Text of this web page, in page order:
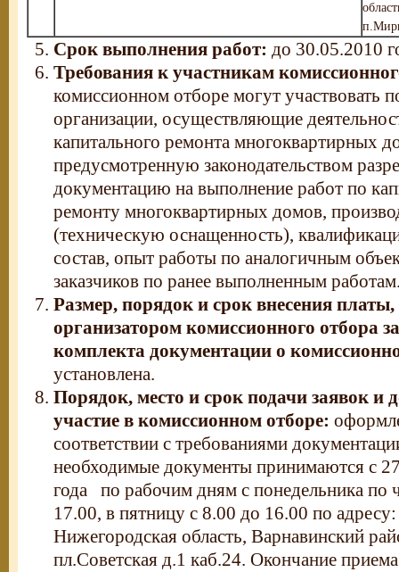
Срок выполнения работ: до 30.05.2010
Требования к участникам
комиссионном отборе могут участвовать
организации, осуществляющие
капитального ремонта многоквартирных
предусмотренную законодательством
документацию на выполнение работ по
ремонту многоквартирных домов,
(техническую оснащенность),
состав, опыт работы по аналогичным
заказчиков по ранее выполненным
Размер, порядок и срок внесения
организатором комиссионного отбора
комплекта документации о
установлена.
Порядок, место и срок подачи заявок и
участие в комиссионном отборе:
соответствии с требованиями
необходимые документы принимаются с
года по рабочим дням с понедельника по
17.00, в пятницу с 8.00 до 16.00 по
Нижегородская область, Варнавинский
пл.Советская д.1 каб.24. Окончание приема